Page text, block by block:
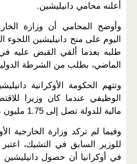
أعلنه محامي دانيليشين.
وأوضح المحامي أن وزارة
اليوم على منح دانيليشين
طلبه بعدما ألقي القبض عليه في
الماضي، بطلب من الشرطة
وتتهم الحكومة الأوكرانية
الوظيفي عندما كان وزيرا
مالية للدولة تصل إلى 1.75 مليون دولار.
وفيما لم تركد وزارة الخارجية
للوزير السابق في التشيك،
في أوكرانيا أن حصول